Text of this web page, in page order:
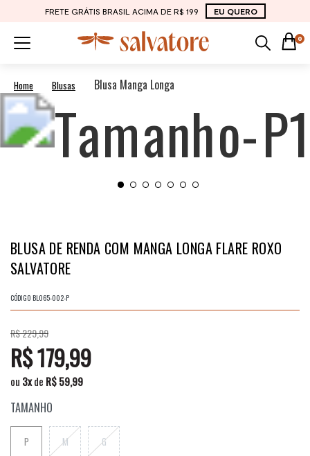
FRETE GRÁTIS BRASIL ACIMA DE R$ 199 EU QUERO
0
Blusas Blusa Manga Longa
BLUSA DE RENDA COM MANGA LONGA FLARE ROXO
SALVATORE
CÓDIGO BL065-002-P
R$ 229,99
R$ 179,99
ou 3xde R$ 59,99
TAMANHO
P M G